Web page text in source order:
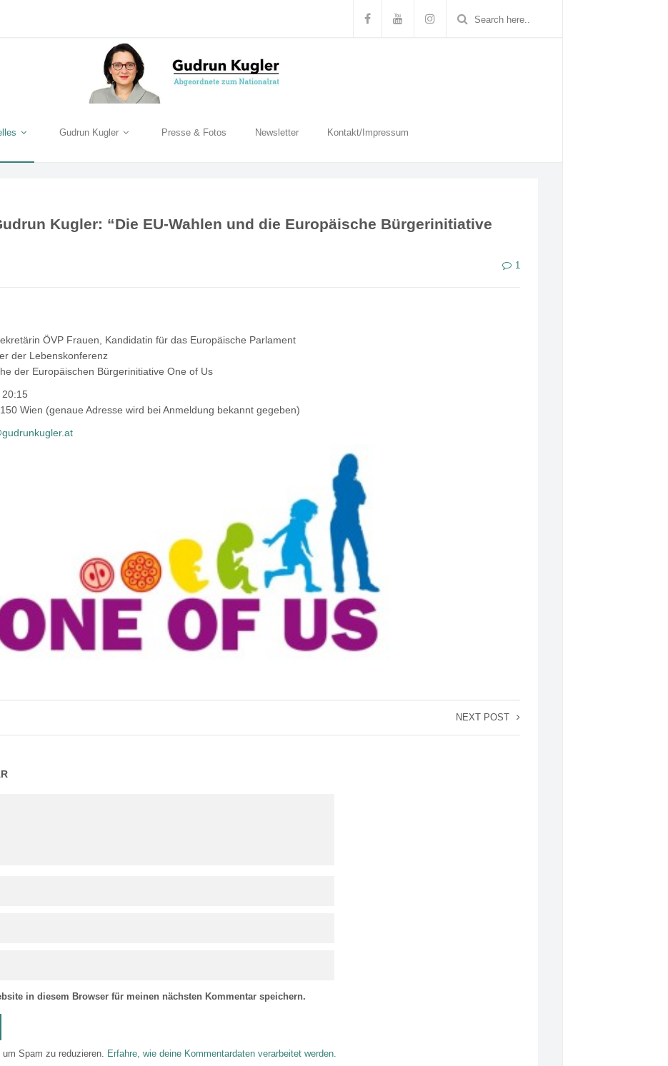
Gudrun Kugler Presse & Fotos Newsletter Kontakt/Impressum
Kugler: “Die EU-Wahlen und die Europäische Bürgerinitiative
1
ÖVP Frauen, Kandidatin für das Europäische Parlament
der Lebenskonferenz
der Europäischen Bürgerinitiative One of Us
Wien (genaue Adresse wird bei Anmeldung bekannt gegeben)
NEXT POST
in diesem Browser für meinen nächsten Kommentar speichern.
Spam zu reduzieren. Erfahre, wie deine Kommentardaten verarbeitet werden.